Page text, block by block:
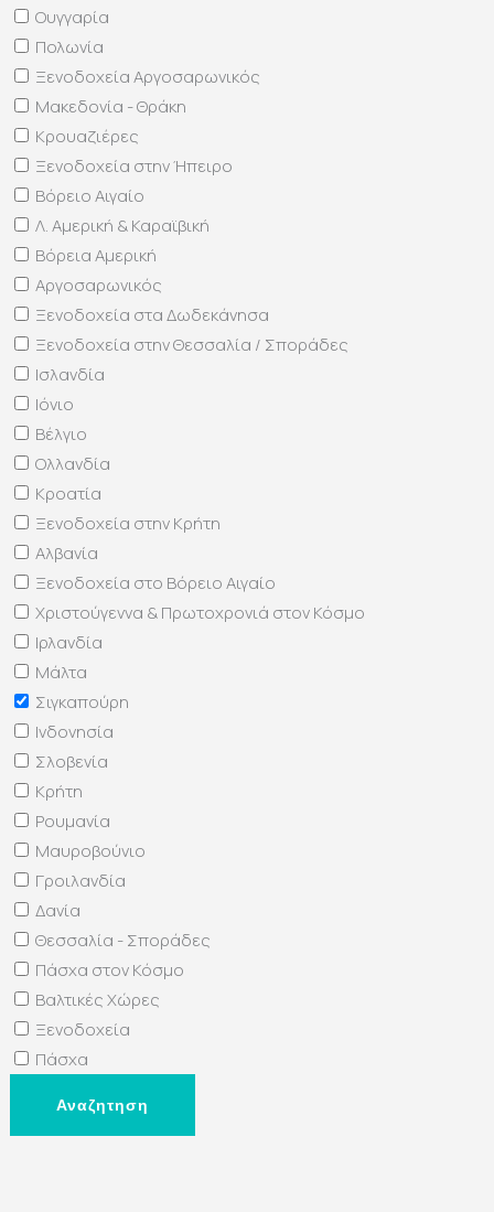
Ουγγαρία
Πολωνία
Ξενοδοχεία Αργοσαρωνικός
Μακεδονία - Θράκη
Κρουαζιέρες
Ξενοδοχεία στην Ήπειρο
Βόρειο Αιγαίο
Λ. Αμερική & Καραϊβική
Βόρεια Αμερική
Αργοσαρωνικός
Ξενοδοχεία στα Δωδεκάνησα
Ξενοδοχεία στην Θεσσαλία / Σποράδες
Ισλανδία
Ιόνιο
Βέλγιο
Ολλανδία
Κροατία
Ξενοδοχεία στην Κρήτη
Αλβανία
Ξενοδοχεία στο Βόρειο Αιγαίο
Χριστούγεννα & Πρωτοχρονιά στον Κόσμο
Ιρλανδία
Μάλτα
Σιγκαπούρη
Ινδονησία
Σλοβενία
Κρήτη
Ρουμανία
Μαυροβούνιο
Γροιλανδία
Δανία
Θεσσαλία - Σποράδες
Πάσχα στον Κόσμο
Βαλτικές Χώρες
Ξενοδοχεία
Πάσχα